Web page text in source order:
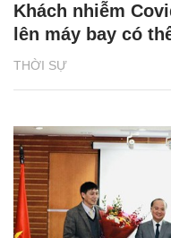
THỜI SỰ
Khách nhiễm
lên máy bay có